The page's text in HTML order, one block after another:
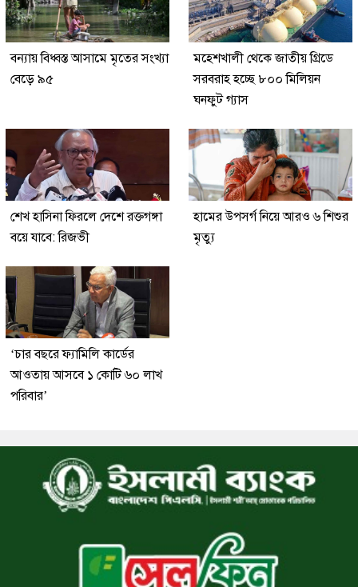
বন্যায় বিধ্বস্ত আসামে মৃতের সংখ্যা
বেড়ে ৯৫
মহেশখালী থেকে জাতীয় গ্রিডে
সরবরাহ হচ্ছে ৮০০ মিলিয়ন
ঘনফুট গ্যাস
শেখ হাসিনা ফিরলে দেশে রক্তগঙ্গা
বয়ে যাবে: রিজভী
হামের উপসর্গ নিয়ে আরও ৬ শিশুর
মৃত্যু
‘চার বছরে ফ্যামিলি কার্ডের
আওতায় আসবে ১ কোটি ৬০ লাখ
পরিবার’